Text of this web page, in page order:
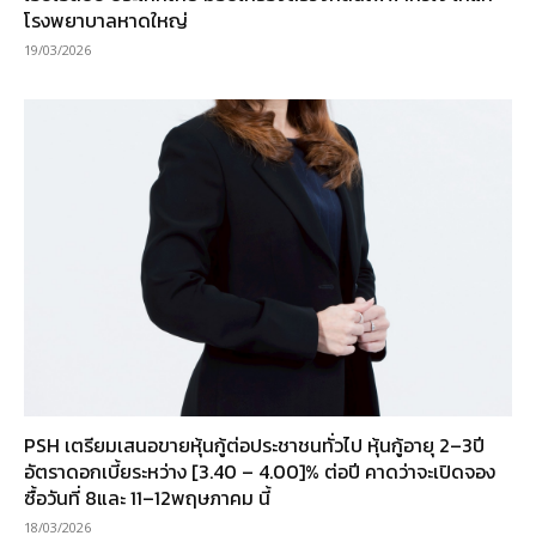
โรงพยาบาลหาดใหญ่
19/03/2026
PSH เตรียมเสนอขายหุ้นกู้ต่อประชาชนทั่วไป หุ้นกู้อายุ 2–3ปี
อัตราดอกเบี้ยระหว่าง [3.40 – 4.00]% ต่อปี คาดว่าจะเปิดจอง
ซื้อวันที่ 8และ 11–12พฤษภาคม นี้
18/03/2026